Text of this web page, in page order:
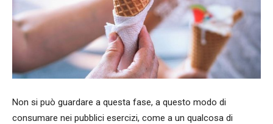
Non si può guardare a questa fase, a questo modo di
consumare nei pubblici esercizi, come a un qualcosa di